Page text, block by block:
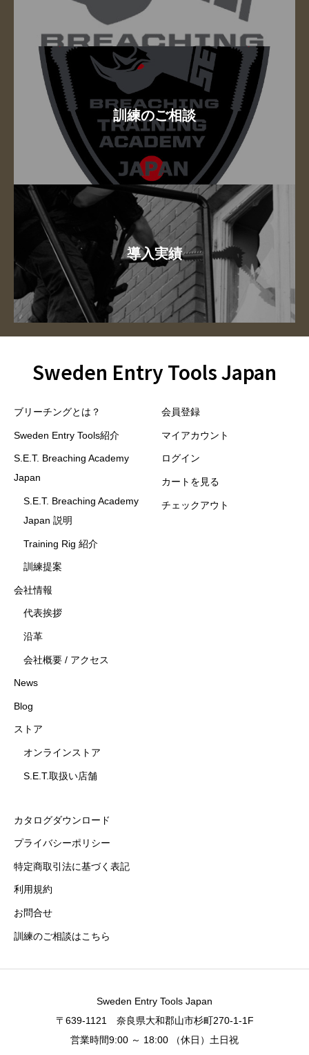
0
で
す
。
訓練のご相談
導入実績
Sweden Entry Tools Japan
ブリーチングとは？
Sweden Entry Tools紹介
S.E.T. Breaching Academy
Japan
S.E.T. Breaching Academy
Japan 説明
Training Rig 紹介
訓練提案
会社情報
代表挨拶
沿革
会社概要 / アクセス
News
Blog
ストア
オンラインストア
S.E.T.取扱い店舗
会員登録
マイアカウント
ログイン
カートを見る
チェックアウト
カタログダウンロード
プライバシーポリシー
特定商取引法に基づく表記
利用規約
お問合せ
訓練のご相談はこちら
Sweden Entry Tools Japan
〒639-1121 奈良県大和郡山市杉町270-1-1F
営業時間9:00 ～ 18:00 （休日）土日祝